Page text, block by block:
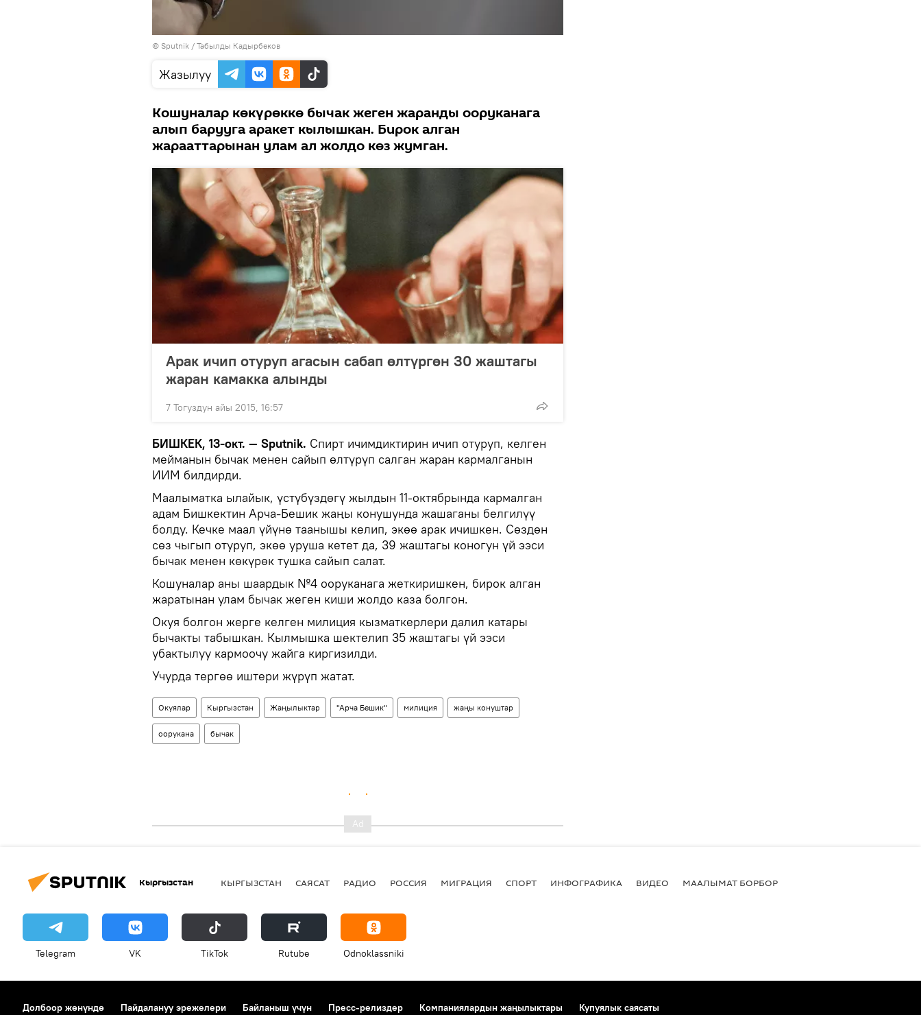
© Sputnik / Табылды Кадырбеков
Жазылуу
Кошуналар көкүрөккө бычак жеген жаранды ооруканага
алып барууга аракет кылышкан. Бирок алган
жарааттарынан улам ал жолдо көз жумган.
Арак ичип отуруп агасын сабап өлтүргөн 30 жаштагы
жаран камакка алынды
7 Тогуздун айы 2015, 16:57
БИШКЕК, 13-окт. — Sputnik. Спирт ичимдиктирин ичип отуруп, келген
мейманын бычак менен сайып өлтүрүп салган жаран кармалганын
ИИМ билдирди.
Маалыматка ылайык, үстүбүздөгү жылдын 11-октябрында кармалган
адам Бишкектин Арча-Бешик жаңы конушунда жашаганы белгилүү
болду. Кечке маал үйүнө таанышы келип, экөө арак ичишкен. Сөздөн
сөз чыгып отуруп, экөө уруша кетет да, 39 жаштагы коногун үй ээси
бычак менен көкүрөк тушка сайып салат.
Кошуналар аны шаардык №4 ооруканага жеткиришкен, бирок алган
жаратынан улам бычак жеген киши жолдо каза болгон.
Окуя болгон жерге келген милиция кызматкерлери далил катары
бычакты табышкан. Кылмышка шектелип 35 жаштагы үй ээси
убактылуу кармоочу жайга киргизилди.
Учурда тергөө иштери жүрүп жатат.
Окуялар Кыргызстан Жаңылыктар "Арча Бешик" милиция жаңы конуштар
оорукана бычак
Кыргызстан КЫРГЫЗСТАН САЯСАТ РАДИО РОССИЯ МИГРАЦИЯ СПОРТ ИНФОГРАФИКА ВИДЕО МААЛЫМАТ БОРБОР
Telegram VK ТikТоk Rutube Odnoklassniki
Долбоор жөнүндө Пайдалануу эрежелери Байланыш үчүн Пресс-релиздер Компаниялардын жаңылыктары Купуялык саясаты